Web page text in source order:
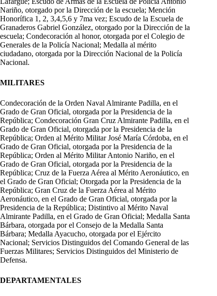
Nariño, otorgado por la Dirección de la escuela; Mención
Honorífica 1, 2, 3,4,5,6 y 7ma vez; Escudo de la Escuela de
Granaderos Gabriel González, otorgado por la Dirección de la
escuela; Condecoración al honor, otorgada por el Colegio de
Generales de la Policía Nacional; Medalla al mérito
ciudadano, otorgada por la Dirección Nacional de la Policía
Nacional.
MILITARES
Condecoración de la Orden Naval Almirante Padilla, en el
Grado de Gran Oficial, otorgada por la Presidencia de la
República; Condecoración Gran Cruz Almirante Padilla, en el
Grado de Gran Oficial, otorgada por la Presidencia de la
República; Orden al Mérito Militar José María Córdoba, en el
Grado de Gran Oficial, otorgada por la Presidencia de la
República; Orden al Mérito Militar Antonio Nariño, en el
Grado de Gran Oficial, otorgada por la Presidencia de la
República; Cruz de la Fuerza Aérea al Mérito Aeronáutico, en
el Grado de Gran Oficial; Otorgada por la Presidencia de la
República; Gran Cruz de la Fuerza Aérea al Mérito
Aeronáutico, en el Grado de Gran Oficial, otorgada por la
Presidencia de la República; Distintivo al Mérito Naval
Almirante Padilla, en el Grado de Gran Oficial; Medalla Santa
Bárbara, otorgada por el Consejo de la Medalla Santa
Bárbara; Medalla Ayacucho, otorgada por el Ejército
Nacional; Servicios Distinguidos del Comando General de las
Fuerzas Militares; Servicios Distinguidos del Ministerio de
Defensa.
DEPARTAMENTALES